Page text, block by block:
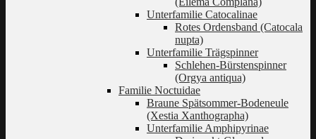
Unterfamilie Catocalinae
Rotes Ordensband (Catocala
nupta)
Unterfamilie Trägspinner
Schlehen-Bürstenspinner
(Orgya antiqua)
Familie Noctuidae
Braune Spätsommer-Bodeneule
(Xestia Xanthographa)
Unterfamilie Amphipyrinae